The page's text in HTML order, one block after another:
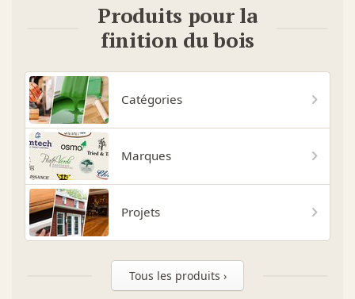
Produits pour la
finition du bois
Catégories
Marques
Projets
Tous les produits ›